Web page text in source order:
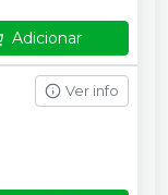
Adicionar
Ver info